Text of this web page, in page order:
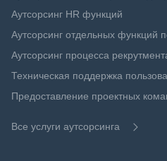
Аутсорсинг HR функций
Аутсорсинг отдельных функций
Аутсорсинг процесса
Техническая поддержка
Предоставление проектных
Все услуги аутсорсинга